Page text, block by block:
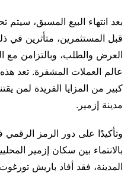
قبل المستثمرين، متأثرين في
العرض والطلب، وبالتزامن مع
عالم العملات المشفرة. تعد
كبير من المزايا الفريدة لمن
مدينة إزمير.
وتأكيدًا على دور الرمز
بالانتماء بين سكان إزمير